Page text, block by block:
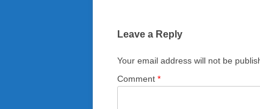
Leave a Reply
Your email address will not be
Comment *